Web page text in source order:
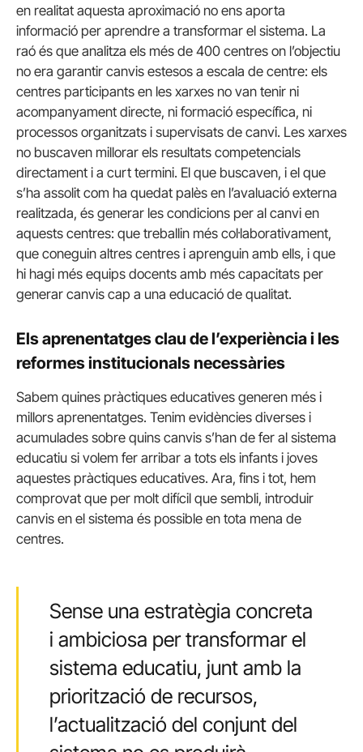
en realitat aquesta aproximació no ens aporta
informació per aprendre a transformar el sistema. La
raó és que analitza els més de 400 centres on l’objectiu
no era garantir canvis estesos a escala de centre: els
centres participants en les xarxes no van tenir ni
acompanyament directe, ni formació específica, ni
processos organitzats i supervisats de canvi. Les xarxes
no buscaven millorar els resultats competencials
directament i a curt termini. El que buscaven, i el que
s’ha assolit com ha quedat palès en l’avaluació externa
realitzada, és generar les condicions per al canvi en
aquests centres: que treballin més col·laborativament,
que coneguin altres centres i aprenguin amb ells, i que
hi hagi més equips docents amb més capacitats per
generar canvis cap a una educació de qualitat.
Els aprenentatges clau de l’experiència i les
reformes institucionals necessàries
Sabem quines pràctiques educatives generen més i
millors aprenentatges. Tenim evidències diverses i
acumulades sobre quins canvis s’han de fer al sistema
educatiu si volem fer arribar a tots els infants i joves
aquestes pràctiques educatives. Ara, fins i tot, hem
comprovat que per molt difícil que sembli, introduir
canvis en el sistema és possible en tota mena de
centres.
Sense una estratègia concreta
i ambiciosa per transformar el
sistema educatiu, junt amb la
priorització de recursos,
l’actualització del conjunt del